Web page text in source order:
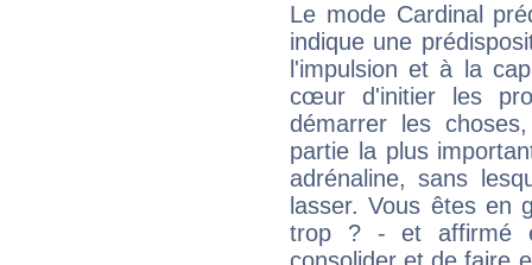
Le mode Cardinal
indique une
l'impulsion et à la
cœur d'initier les
démarrer les
partie la plus
adrénaline, sans
lasser. Vous êtes en
trop ? - et affirmé